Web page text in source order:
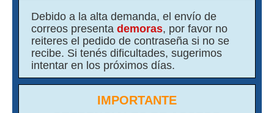
Debido a la alta demanda, el envío de
correos presenta demoras, por favor no
reiteres el pedido de contraseña si no se
recibe. Si tenés dificultades, sugerimos
intentar en los próximos días.
IMPORTANTE